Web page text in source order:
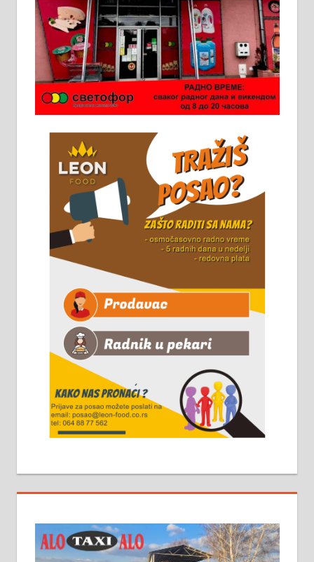
Ало таксију потребан возач са Б
категоријом. 064/02-85-511
Потребна два радника за рад на
стоваришту „Липа промет” у
информација доћи лично на
стовариште у улици Максима
Горког 26 сваког радног дана од
8 до 15 часова. 063/465-045
Чистим све врсте димњака.
061/32-13-445